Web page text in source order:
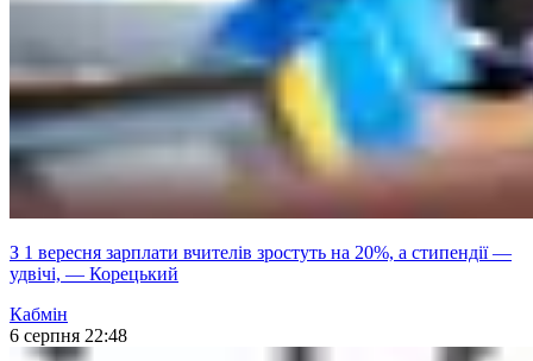
З 1 вересня зарплати вчителів зростуть на 20%, а стипендії —
удвічі, — Корецький
Кабмін
6 серпня 22:48